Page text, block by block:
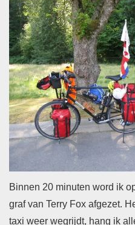
Binnen 20 minuten word ik
graf van Terry Fox afgezet.
taxi weer wegrijdt, hang ik